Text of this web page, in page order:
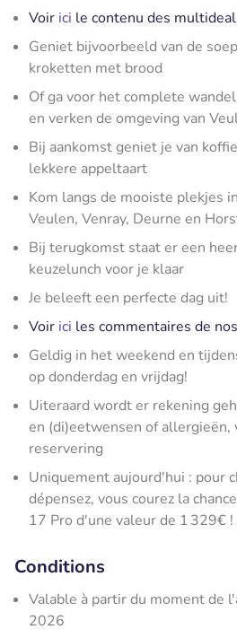
Voir ici le contenu des
Geniet bijvoorbeeld van de
kroketten met brood
Of ga voor het complete
en verken de omgeving van
Bij aankomst geniet je van
lekkere appeltaart
Kom langs de mooiste plekjes
Veulen, Venray, Deurne en
Bij terugkomst staat er een
keuzelunch voor je klaar
Je beleeft een perfecte dag uit!
Voir ici les commentaires de
Geldig in het weekend en
op donderdag en vrijdag!
Uiteraard wordt er rekening
en (di)eetwensen of allergieën,
reservering
Uniquement aujourd'hui : pour
dépensez, vous courez la
17 Pro d'une valeur de 1 329€ !
Conditions
Valable à partir du moment de
2026